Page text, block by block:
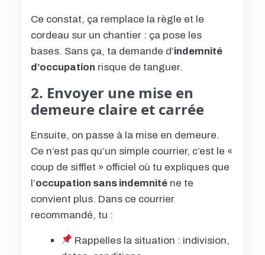
Ce constat, ça remplace la règle et le
cordeau sur un chantier : ça pose les
bases. Sans ça, ta demande d’indemnité
d’occupation risque de tanguer.
2. Envoyer une mise en
demeure claire et carrée
Ensuite, on passe à la mise en demeure.
Ce n’est pas qu’un simple courrier, c’est le «
coup de sifflet » officiel où tu expliques que
l’occupation sans indemnité ne te
convient plus. Dans ce courrier
recommandé, tu :
Rappelles la situation : indivision,